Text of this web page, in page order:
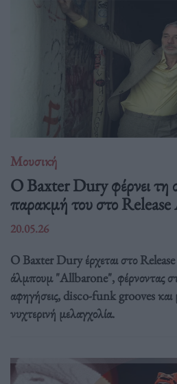
Μουσική
Ο Baxter Dury φέρνει τη
παρακμή του στο
20.05.26
Ο Baxter Dury έρχεται στο
άλμπουμ "Allbarone", φέρνοντας
αφηγήσεις, disco-funk grooves και
νυχτερινή μελαγχολία.